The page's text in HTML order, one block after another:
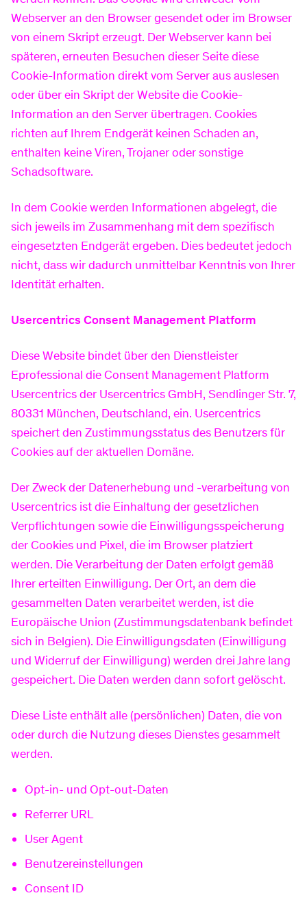
Webserver an den Browser gesendet oder im Browser
von einem Skript erzeugt. Der Webserver kann bei
späteren, erneuten Besuchen dieser Seite diese
Cookie-Information direkt vom Server aus auslesen
oder über ein Skript der Website die Cookie-
Information an den Server übertragen. Cookies
richten auf Ihrem Endgerät keinen Schaden an,
enthalten keine Viren, Trojaner oder sonstige
Schadsoftware.
In dem Cookie werden Informationen abgelegt, die
sich jeweils im Zusammenhang mit dem spezifisch
eingesetzten Endgerät ergeben. Dies bedeutet jedoch
nicht, dass wir dadurch unmittelbar Kenntnis von Ihrer
Identität erhalten.
Usercentrics Consent Management Platform
Diese Website bindet über den Dienstleister
Eprofessional die Consent Management Platform
Usercentrics der Usercentrics GmbH, Sendlinger Str. 7,
80331 München, Deutschland, ein. Usercentrics
speichert den Zustimmungsstatus des Benutzers für
Cookies auf der aktuellen Domäne.
Der Zweck der Datenerhebung und -verarbeitung von
Usercentrics ist die Einhaltung der gesetzlichen
Verpflichtungen sowie die Einwilligungsspeicherung
der Cookies und Pixel, die im Browser platziert
werden. Die Verarbeitung der Daten erfolgt gemäß
Ihrer erteilten Einwilligung. Der Ort, an dem die
gesammelten Daten verarbeitet werden, ist die
Europäische Union (Zustimmungsdatenbank befindet
sich in Belgien). Die Einwilligungsdaten (Einwilligung
und Widerruf der Einwilligung) werden drei Jahre lang
gespeichert. Die Daten werden dann sofort gelöscht.
Diese Liste enthält alle (persönlichen) Daten, die von
oder durch die Nutzung dieses Dienstes gesammelt
werden.
Opt-in- und Opt-out-Daten
Referrer URL
User Agent
Benutzereinstellungen
Consent ID